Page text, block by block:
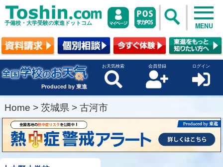
予備校・大学受験の東進ドットコム MENU
Produced by 東進
お天気検索 会員登録 ログイン
Home > 茨城県 > 古河市